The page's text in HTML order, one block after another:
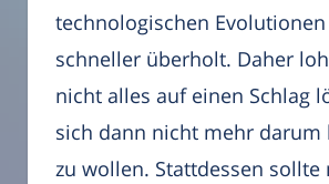
technologischen
schneller überholt. Daher
nicht alles auf einen Schlag
sich dann nicht mehr darum
zu wollen. Stattdessen